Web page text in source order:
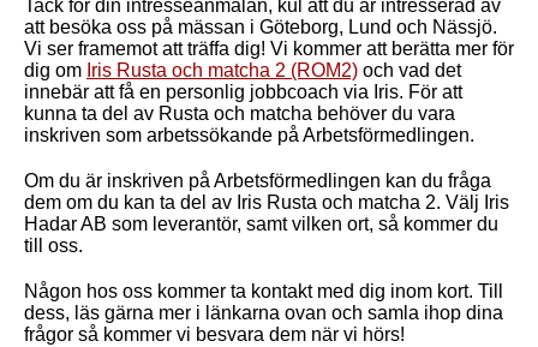
Tack för din intresseanmälan, kul att du är intresserad av
att besöka oss på mässan i Göteborg, Lund och Nässjö.
Vi ser framemot att träffa dig! Vi kommer att berätta mer för
dig om Iris Rusta och matcha 2 (ROM2) och vad det
innebär att få en personlig jobbcoach via Iris. För att
kunna ta del av Rusta och matcha behöver du vara
inskriven som arbetssökande på Arbetsförmedlingen.
Om du är inskriven på Arbetsförmedlingen kan du fråga
dem om du kan ta del av Iris Rusta och matcha 2. Välj Iris
Hadar AB som leverantör, samt vilken ort, så kommer du
till oss.
Någon hos oss kommer ta kontakt med dig inom kort. Till
dess, läs gärna mer i länkarna ovan och samla ihop dina
frågor så kommer vi besvara dem när vi hörs!